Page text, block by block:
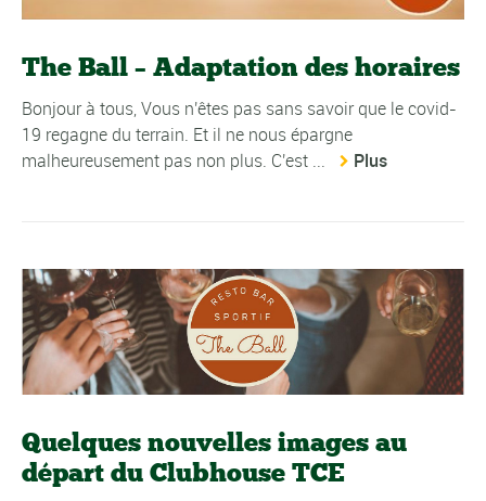
The Ball – Adaptation des horaires
Bonjour à tous, Vous n'êtes pas sans savoir que le covid-
19 regagne du terrain. Et il ne nous épargne
malheureusement pas non plus. C'est ...
Plus
Quelques nouvelles images au
départ du Clubhouse TCE